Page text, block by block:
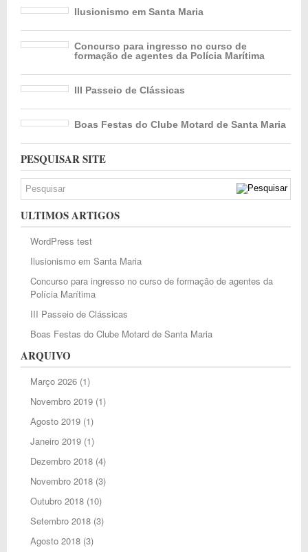
Ilusionismo em Santa Maria
Concurso para ingresso no curso de
formação de agentes da Polícia Marítima
III Passeio de Clássicas
Boas Festas do Clube Motard de Santa Maria
PESQUISAR SITE
ULTIMOS ARTIGOS
WordPress test
Ilusionismo em Santa Maria
Concurso para ingresso no curso de formação de agentes da
Polícia Marítima
III Passeio de Clássicas
Boas Festas do Clube Motard de Santa Maria
ARQUIVO
Março 2026(1)
Novembro 2019(1)
Agosto 2019(1)
Janeiro 2019(1)
Dezembro 2018(4)
Novembro 2018(3)
Outubro 2018(10)
Setembro 2018(3)
Agosto 2018(3)